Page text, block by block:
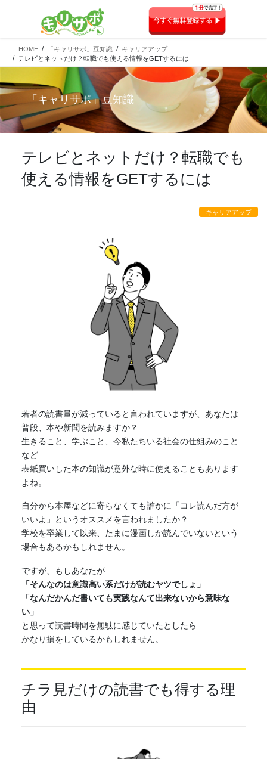
HOME 「キャリサポ」豆知識
キャリアアップ
テレビとネットだけ？転職でも使える情報をGETするには
「キャリサポ」豆知識
テレビとネットだけ？転職でも
使える情報をGETするには
キャリアアップ
若者の読書量が減っていると言われていますが、あなたは
普段、本や新聞を読みますか？
生きること、学ぶこと、今私たちいる社会の仕組みのこと
など
表紙買いした本の知識が意外な時に使えることもあります
よね。
自分から本屋などに寄らなくても誰かに「コレ読んだ方が
いいよ」というオススメを言われましたか？
学校を卒業して以来、たまに漫画しか読んでいないという
場合もあるかもしれません。
ですが、もしあなたが
「そんなのは意識高い系だけが読むヤツでしょ」
「なんだかんだ書いても実践なんて出来ないから意味な
い」
と思って読書時間を無駄に感じていたとしたら
かなり損をしているかもしれません。
チラ見だけの読書でも得する理
由